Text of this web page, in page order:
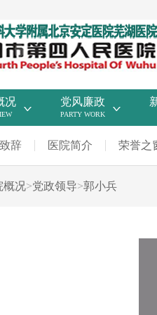
况 党风廉政
PARTY WORK
辞 医院简介 荣誉之
概况>党政领导>郭小兵